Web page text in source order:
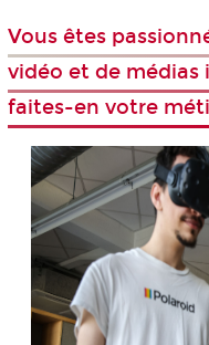
Vous êtes
vidéo et de
faites-en votre